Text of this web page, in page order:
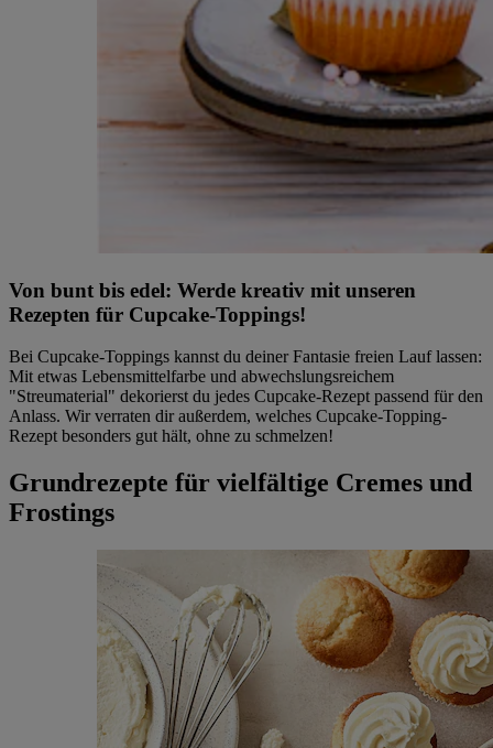
Von bunt bis edel: Werde kreativ mit unseren
Rezepten für Cupcake-Toppings!
Bei Cupcake-Toppings kannst du deiner Fantasie freien Lauf lassen:
Mit etwas Lebensmittelfarbe und abwechslungsreichem
"Streumaterial" dekorierst du jedes Cupcake-Rezept passend für den
Anlass. Wir verraten dir außerdem, welches Cupcake-Topping-
Rezept besonders gut hält, ohne zu schmelzen!
Grundrezepte für vielfältige Cremes und
Frostings